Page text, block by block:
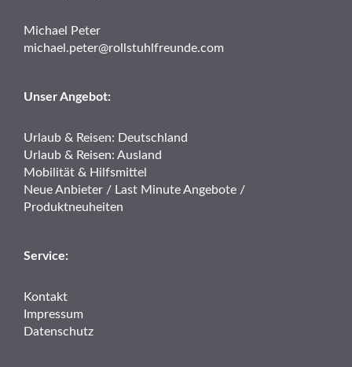
Michael Peter
michael.peter@rollstuhlfreunde.com
Unser Angebot:
Urlaub & Reisen: Deutschland
Urlaub & Reisen: Ausland
Mobilität & Hilfsmittel
Neue Anbieter / Last Minute Angebote /
Produktneuheiten
Service:
Kontakt
Impressum
Datenschutz